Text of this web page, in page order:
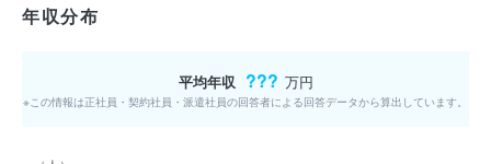
年収分布
平均年収 ??? 万円
※この情報は正社員・契約社員・派遣社員の回答者による回答データから算出しています。